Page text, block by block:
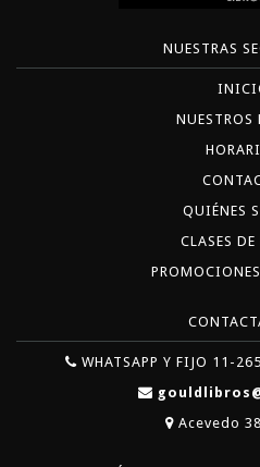
NUESTRAS
NUESTROS
QUIÉNES
CLASES
WHATSAPP Y FIJO 11-
Acevedo